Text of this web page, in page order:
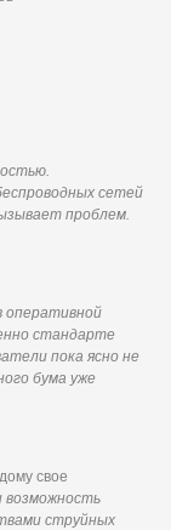
сетей
проблем.
оперативной
стандарте
пока ясно не
бума уже
свое
возможность
струйных